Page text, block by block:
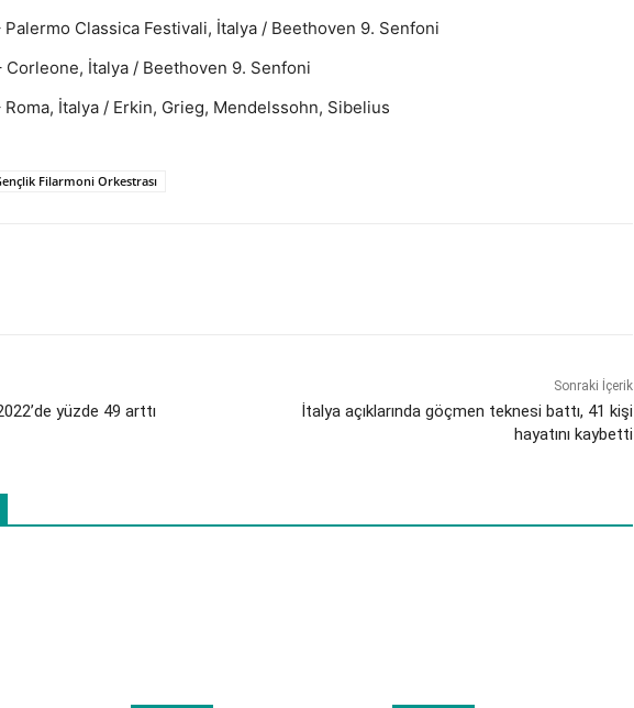
Palermo Classica Festivali, İtalya / Beethoven 9. Senfoni
Corleone, İtalya / Beethoven 9. Senfoni
Roma, İtalya / Erkin, Grieg, Mendelssohn, Sibelius
Filarmoni Orkestrası
yüzde 49 arttı
Sonraki İçerik
İtalya açıklarında göçmen teknesi battı, 41 kişi
hayatını kaybetti